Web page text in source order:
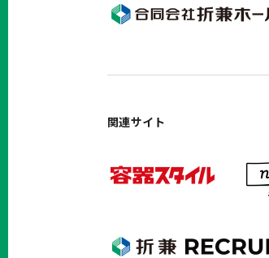
関連サイト